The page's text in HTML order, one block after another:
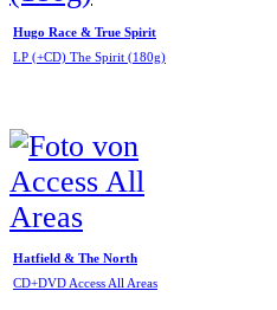
Hugo Race & True Spirit
LP (+CD) The Spirit (180g)
Hatfield & The North
CD+DVD Access All Areas